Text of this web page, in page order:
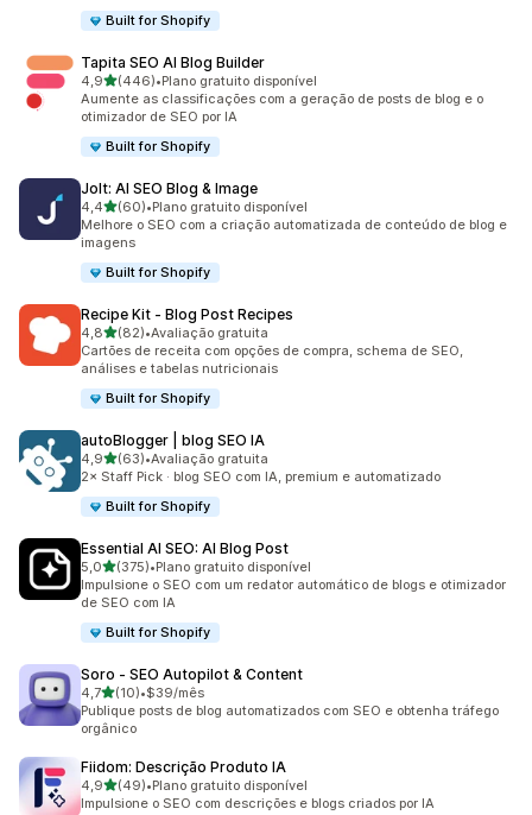
Built for Shopify
Tapita SEO AI Blog Builder
4,9de 5 estrelas
(446)
446 avaliações ao todo
•Plano gratuito disponível
Aumente as classificações com a geração de posts de blog e o
otimizador de SEO por IA
Built for Shopify
Jolt: AI SEO Blog & Image
4,4de 5 estrelas
(60)
60 avaliações ao todo
•Plano gratuito disponível
Melhore o SEO com a criação automatizada de conteúdo de blog e
imagens
Built for Shopify
Recipe Kit ‑ Blog Post Recipes
4,8de 5 estrelas
(82)
82 avaliações ao todo
•Avaliação gratuita
Cartões de receita com opções de compra, schema de SEO,
análises e tabelas nutricionais
Built for Shopify
autoBlogger | blog SEO IA
4,9de 5 estrelas
(63)
63 avaliações ao todo
•Avaliação gratuita
2× Staff Pick · blog SEO com IA, premium e automatizado
Built for Shopify
Essential AI SEO: AI Blog Post
5,0de 5 estrelas
(375)
375 avaliações ao todo
•Plano gratuito disponível
Impulsione o SEO com um redator automático de blogs e otimizador
de SEO com IA
Built for Shopify
Soro ‑ SEO Autopilot & Content
4,7de 5 estrelas
(10)
10 avaliações ao todo
•$39/mês
Publique posts de blog automatizados com SEO e obtenha tráfego
orgânico
Fiidom: Descrição Produto IA
4,9de 5 estrelas
(49)
49 avaliações ao todo
•Plano gratuito disponível
Impulsione o SEO com descrições e blogs criados por IA